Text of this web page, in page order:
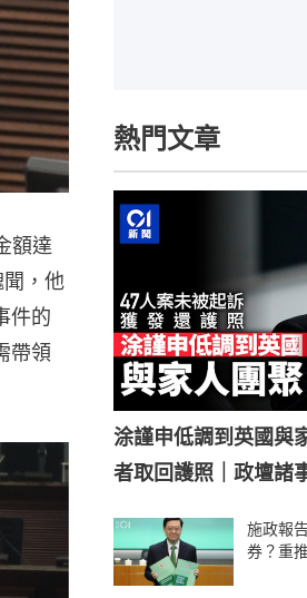
額達
，他
件的
帶領
熱門文章
涂謹申低調到英國
者取回護照｜政壇諸
施政報
券？重